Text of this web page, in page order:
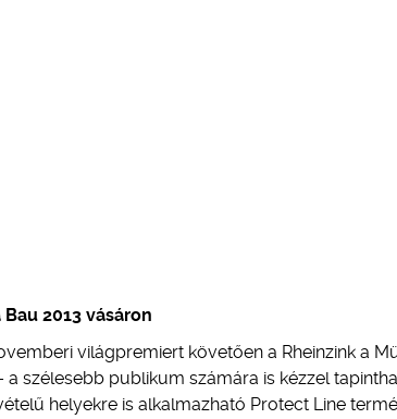
2013 vásáron
világpremiert követően a Rheinzink a
szélesebb publikum számára is kézzel
helyekre is alkalmazható Protect Line